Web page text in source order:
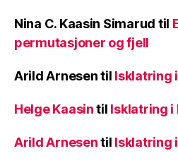
Nina C. Kaasin Simarud til
permutasjoner og fjell
Arild Arnesentil Isklatring
Helge Kaasintil Isklatring i
Arild Arnesentil Isklatring